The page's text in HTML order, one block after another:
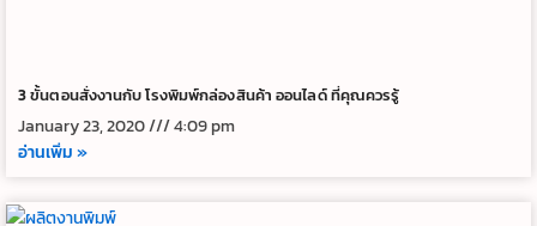
3 ขั้นตอนสั่งงานกับ โรงพิมพ์กล่องสินค้า ออนไลด์ ที่คุณควรรู้
January 23, 2020
4:09 pm
อ่านเพิ่ม »